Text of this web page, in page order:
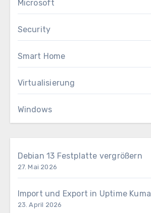
Microsoft
Security
Smart Home
Virtualisierung
Windows
Debian 13 Festplatte vergrößern
27. Mai 2026
Import und Export in Uptime Kuma
23. April 2026